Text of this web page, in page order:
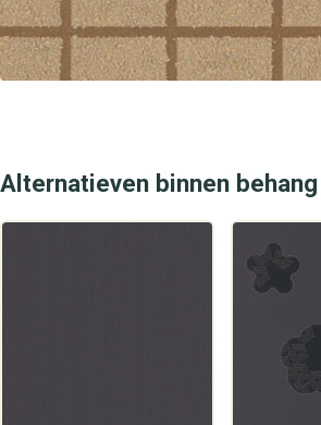
wandbekleding, design en het beste
jouw interieur. Zo maak je van je huis een
thuis.
Alternatieven binnen behang